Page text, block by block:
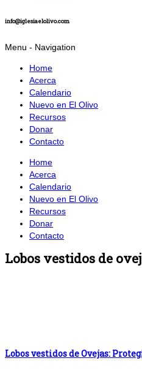
info@iglesiaelolivo.com
Menu - Navigation
Home
Acerca
Calendario
Nuevo en El Olivo
Recursos
Donar
Contacto
Home
Acerca
Calendario
Nuevo en El Olivo
Recursos
Donar
Contacto
Lobos vestidos de
Lobos vestidos de Ovejas: